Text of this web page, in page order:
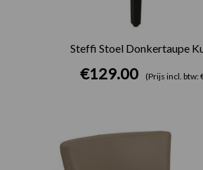
Steffi Stoel Donkertaupe
€129.00 (Prijs incl. btw: